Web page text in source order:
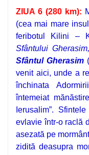
ZIUA 6 (280 km):
(cea mai mare
feribotul Kilini –
Sfântului Gherasim,
Sfântul Gherasim
venit aici, unde a
închinata
întemeiat
Ierusalim”.
evlavie într-o raclă
asezată pe
zidită deasupra